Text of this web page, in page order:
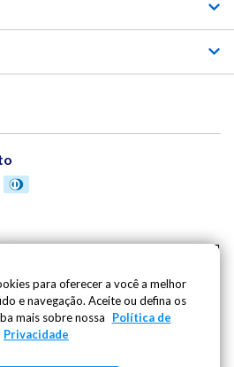
| Av. Mario Gurgel, 5030 |
901 - CNPJ: 27.486.182/0001-
para oferecer a você a melhor
e navegação. Aceite ou defina os
mais sobre nossa
Política de
Privacidade